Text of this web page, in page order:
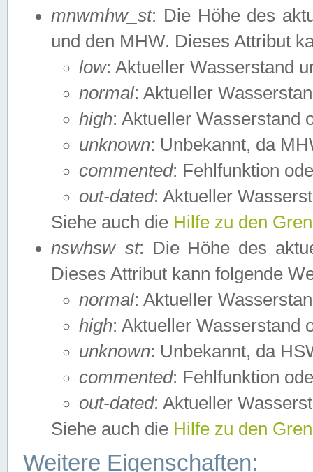
mnwmhw_st: Die Höhe des
und den MHW. Dieses Attribut
low: Aktueller Wasserstand
normal: Aktueller
high: Aktueller Wasserstand
unknown: Unbekannt, da
commented: Fehlfunktion
out-dated: Aktueller
Siehe auch die Hilfe zu den
nswhsw_st: Die Höhe des
Dieses Attribut kann folgende
normal: Aktueller
high: Aktueller Wasserstand
unknown: Unbekannt, da
commented: Fehlfunktion
out-dated: Aktueller
Siehe auch die Hilfe zu den
Weitere Eigenschaften: